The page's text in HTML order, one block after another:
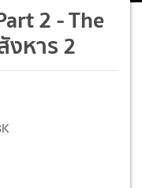
2 - The
หาร 2